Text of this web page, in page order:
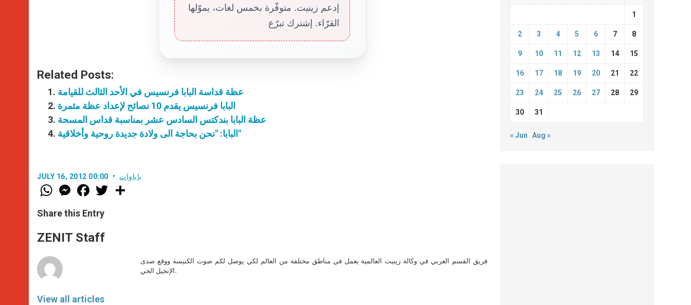
إدعم زينيت. متوفّرة بخمس لغات، يموّلها
القرّاء. إشترك تبرّع
Related Posts:
عظة قداسة البابا فرنسيس في الأحد الثالث للقيامة
البابا فرنسيس يقدم 10 نصائح لإعداد عظة مثمرة
عظة البابا بندكتس السادس عشر بمناسبة قداس المسحة
البابا: "نحن بحاجة الى ولادة جديدة روحية وأخلاقية"
JULY 16, 2012 00:00 باباوات
W
h
t
s
p
p
M
e
s
e
g
e
F
a
e
b
o
k
w
Share this Entry
ZENIT Staff
View all articles
فريق القسم العربي في وكالة زينيت العالمية يعمل في مناطق مختلفة من العالم لكي يوصل لكم صوت الكنيسة ووقع صدى
الإنجيل الحي.
1
2 3 4 5 6 7 8
9 10 11 12 13 14 15
16 17 18 19 20 21 22
23 24 25 26 27 28 29
30 31
« Jun Aug »